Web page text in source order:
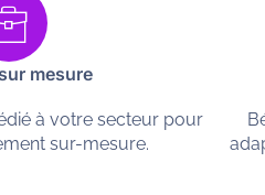
mesure
à votre secteur pour
sur-mesure.